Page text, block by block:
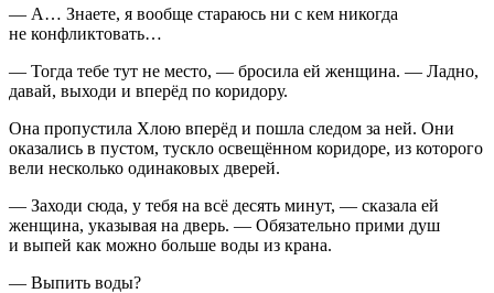
— А… Знаете, я вообще стараюсь ни с кем никогда
не конфликтовать…
— Тогда тебе тут не место, — бросила ей женщина. — Ладно,
давай, выходи и вперёд по коридору.
Она пропустила Хлою вперёд и пошла следом за ней. Они
оказались в пустом, тускло освещённом коридоре, из которого
вели несколько одинаковых дверей.
— Заходи сюда, у тебя на всё десять минут, — сказала ей
женщина, указывая на дверь. — Обязательно прими душ
и выпей как можно больше воды из крана.
— Выпить воды?